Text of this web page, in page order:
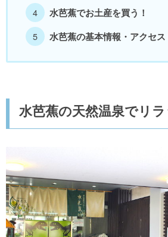
水芭蕉でお土産を買う！
水芭蕉の基本情報・アクセ
水芭蕉の天然温泉でリ